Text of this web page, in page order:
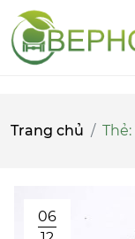
Trang chủ Thẻ:
06